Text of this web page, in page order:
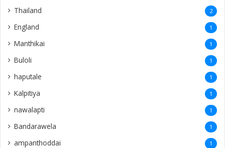
Thailand 2
England 1
Manthikai 1
Buloli 1
haputale 1
Kalpitiya 1
nawalapti 1
Bandarawela 1
ampanthoddai 1